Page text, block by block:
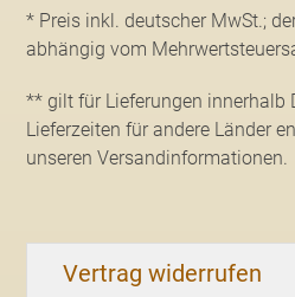
* Preis inkl. deutscher MwSt.;
abhängig vom
** gilt für Lieferungen innerhalb
Lieferzeiten für andere Länder
unseren Versandinformationen.
Vertrag widerrufen